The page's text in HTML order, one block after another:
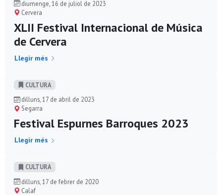
diumenge, 16 de juliol de 2023
Cervera
XLII Festival Internacional de Música
de Cervera
Llegir més
CULTURA
dilluns, 17 de abril de 2023
Segarra
Festival Espurnes Barroques 2023
Llegir més
CULTURA
dilluns, 17 de febrer de 2020
Calaf